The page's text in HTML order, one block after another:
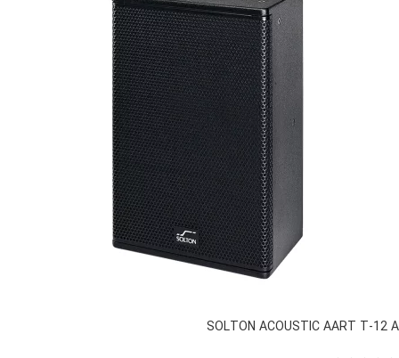
SOLTON ACOUSTIC AART T-12 A